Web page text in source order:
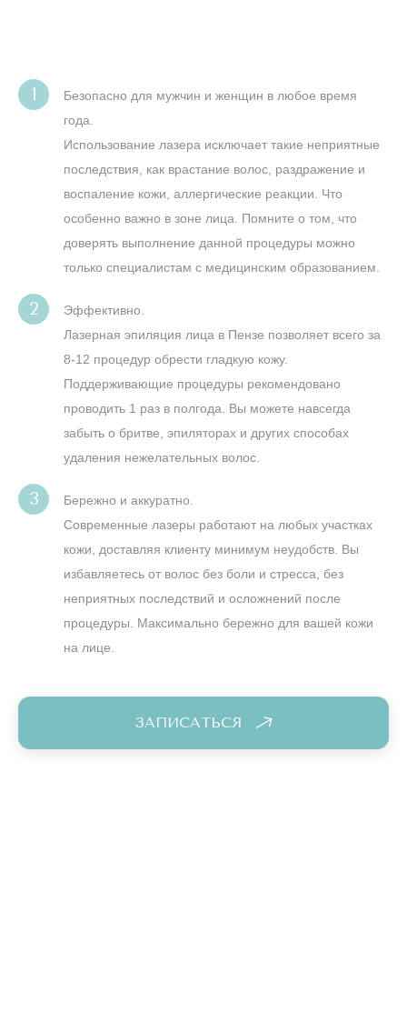
Безопасно для мужчин и женщин в любое время
года.
Использование лазера исключает такие неприятные
последствия, как врастание волос, раздражение и
воспаление кожи, аллергические реакции. Что
особенно важно в зоне лица. Помните о том, что
доверять выполнение данной процедуры можно
только специалистам с медицинским образованием.
Эффективно.
Лазерная эпиляция лица в Пензе позволяет всего за
8-12 процедур обрести гладкую кожу.
Поддерживающие процедуры рекомендовано
проводить 1 раз в полгода. Вы можете навсегда
забыть о бритве, эпиляторах и других способах
удаления нежелательных волос.
Бережно и аккуратно.
Современные лазеры работают на любых участках
кожи, доставляя клиенту минимум неудобств. Вы
избавляетесь от волос без боли и стресса, без
неприятных последствий и осложнений после
процедуры. Максимально бережно для вашей кожи
на лице.
ЗАПИСАТЬСЯ